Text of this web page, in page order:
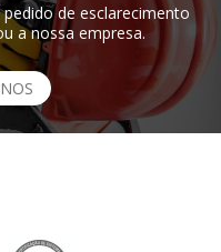
de esclarecimento
a nossa empresa.